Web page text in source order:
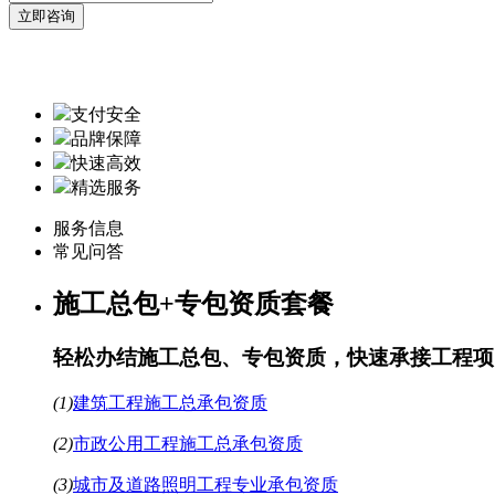
支付安全
品牌保障
快速高效
精选服务
服务信息
常见问答
施工总包+专包资质套餐
轻松办结施工总包、专包资质，快速承接工程
(1)建筑工程施工总承包资质
(2)市政公用工程施工总承包资质
(3)城市及道路照明工程专业承包资质